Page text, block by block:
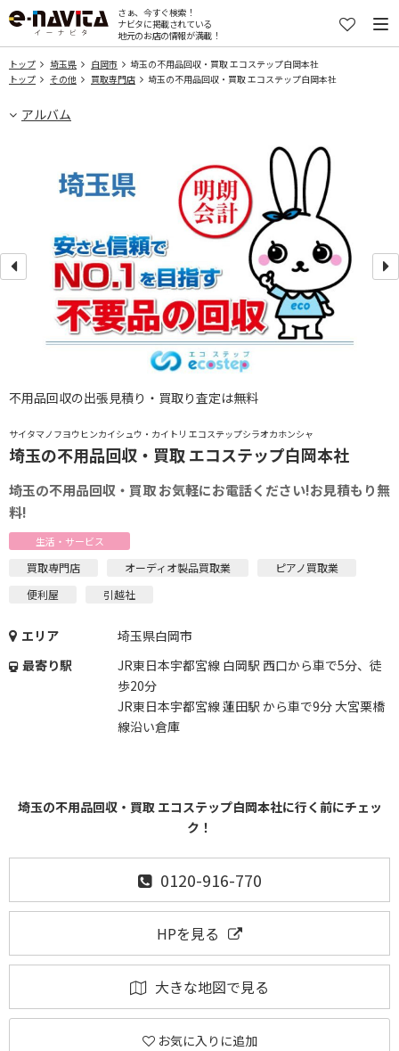
さぁ、今すぐ検索！
ナビタに掲載されている
地元のお店の情報が満載！
トップ 埼玉県 白岡市
埼玉の不用品回収・買取 エコステップ白岡本社
トップ
その他 買取専門店 埼玉の不用品回収・買取 エコステップ白岡本社
アルバム
サイタマノフヨウヒンカイシュウ・カイトリ エコステップシラオカホンシャ
埼玉の不用品回収・買取 エコステップ白岡本社
埼玉の不用品回収・買取 お気軽にお電話ください!お見積もり無
料!
生活・サービス
買取専門店 オーディオ製品買取業
ピアノ買取業
便利屋
引越社
エリア
埼玉県白岡市
最寄り駅
JR東日本宇都宮線 白岡駅 西口から車で5分、徒
歩20分
JR東日本宇都宮線 蓮田駅 から車で9分 大宮栗橋
線沿い倉庫
埼玉の不用品回収・買取 エコステップ白岡本社に行く前にチェッ
ク！
0120-916-770
HPを見る
大きな地図で見る
お気に入りに追加
不用品回収の出張見積り・買取り査定は無料